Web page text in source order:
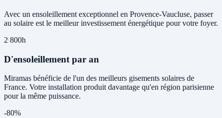
Avec un ensoleillement exceptionnel en Provence-Vaucluse, passer
au solaire est le meilleur investissement énergétique pour votre foyer.
2 800h
D'ensoleillement par an
Miramas bénéficie de l'un des meilleurs gisements solaires de
France. Votre installation produit davantage qu'en région parisienne
pour la même puissance.
-80%